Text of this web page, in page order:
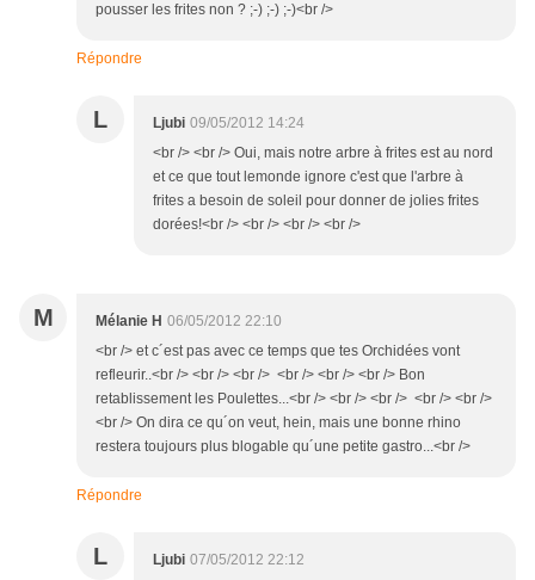
pousser les frites non ? ;-) ;-) ;-)<br />
Répondre
L Ljubi 09/05/2012 14:24
<br /> <br /> Oui, mais notre arbre à frites est au nord
et ce que tout lemonde ignore c'est que l'arbre à
frites a besoin de soleil pour donner de jolies frites
dorées!<br /> <br /> <br /> <br />
M Mélanie H 06/05/2012 22:10
<br /> et c´est pas avec ce temps que tes Orchidées vont
refleurir..<br /> <br /> <br /> <br /> <br /> <br /> Bon
retablissement les Poulettes...<br /> <br /> <br /> <br /> <br />
<br /> On dira ce qu´on veut, hein, mais une bonne rhino
restera toujours plus blogable qu´une petite gastro...<br />
Répondre
L Ljubi 07/05/2012 22:12